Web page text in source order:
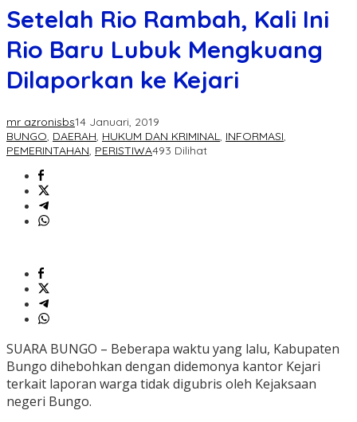
Setelah Rio Rambah, Kali Ini
Rio Baru Lubuk Mengkuang
Dilaporkan ke Kejari
mr azronisbs14 Januari, 2019
BUNGO, DAERAH, HUKUM DAN KRIMINAL, INFORMASI,
PEMERINTAHAN, PERISTIWA493 Dilihat
SUARA BUNGO – Beberapa waktu yang lalu, Kabupaten
Bungo dihebohkan dengan didemonya kantor Kejari
terkait laporan warga tidak digubris oleh Kejaksaan
negeri Bungo.